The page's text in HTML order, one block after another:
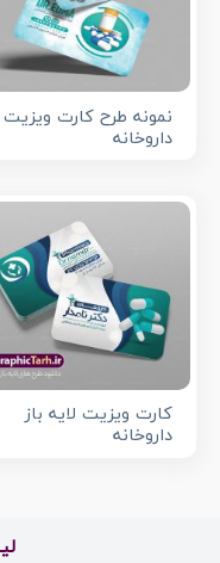
نمونه طرح کارت ویزیت
داروخانه
کارت ویزیت لایه باز
داروخانه